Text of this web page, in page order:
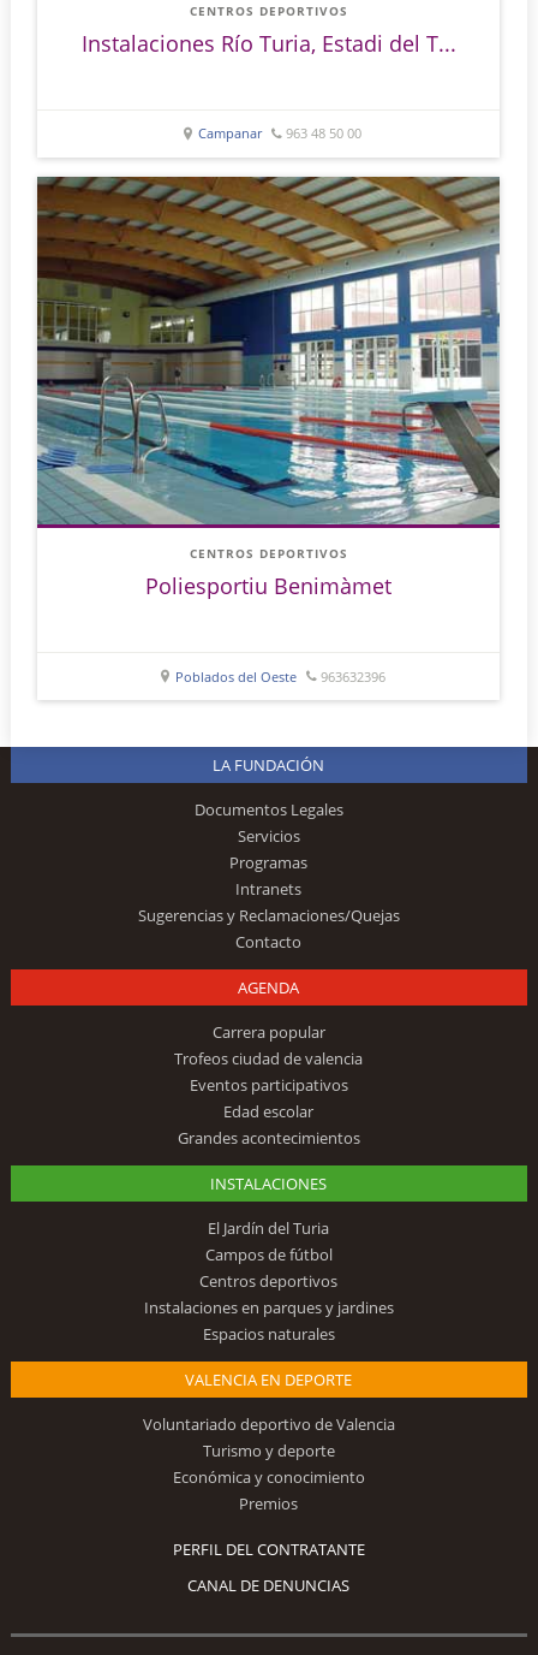
CENTROS DEPORTIVOS
Instalaciones Río Turia, Estadi del T...
Campanar 963 48 50 00
CENTROS DEPORTIVOS
Poliesportiu Benimàmet
Poblados del Oeste 963632396
LA FUNDACIÓN
Documentos Legales
Servicios
Programas
Intranets
Sugerencias y Reclamaciones/Quejas
Contacto
AGENDA
Carrera popular
Trofeos ciudad de valencia
Eventos participativos
Edad escolar
Grandes acontecimientos
INSTALACIONES
El Jardín del Turia
Campos de fútbol
Centros deportivos
Instalaciones en parques y jardines
Espacios naturales
VALENCIA EN DEPORTE
Voluntariado deportivo de Valencia
Turismo y deporte
Económica y conocimiento
Premios
PERFIL DEL CONTRATANTE
CANAL DE DENUNCIAS